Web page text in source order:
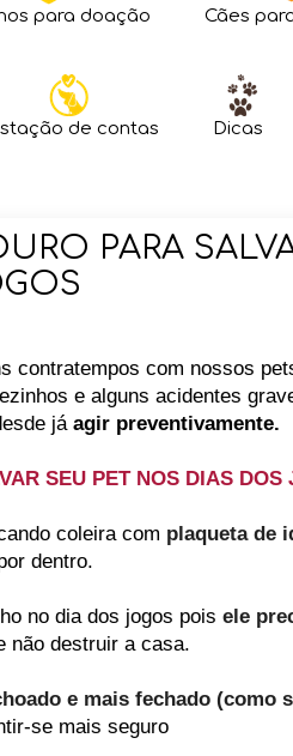
para doação Cães
de contas Dicas
PARA
contratempos com nossos
e alguns acidentes
já agir preventivamente.
SEU PET NOS DIAS DOS
coleira com plaqueta de
dentro.
no dia dos jogos pois ele
não destruir a casa.
e mais fechado (como
se mais seguro